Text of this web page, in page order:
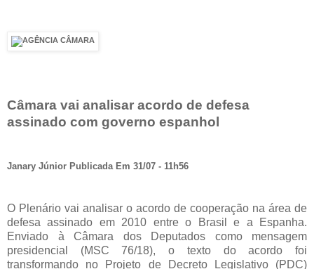
Câmara vai analisar acordo de defesa
assinado com governo espanhol
Janary Júnior Publicada Em 31/07 - 11h56
O Plenário vai analisar o acordo de cooperação na área de
defesa assinado em 2010 entre o Brasil e a Espanha.
Enviado à Câmara dos Deputados como mensagem
presidencial (MSC 76/18), o texto do acordo foi
transformando no Projeto de Decreto Legislativo (PDC)